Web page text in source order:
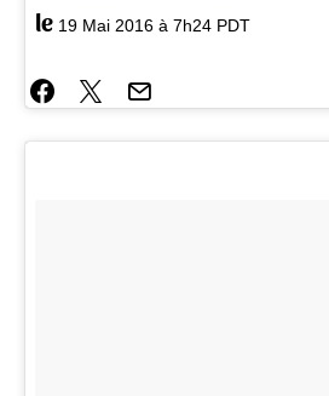
le 19 Mai 2016 à 7h24 PDT